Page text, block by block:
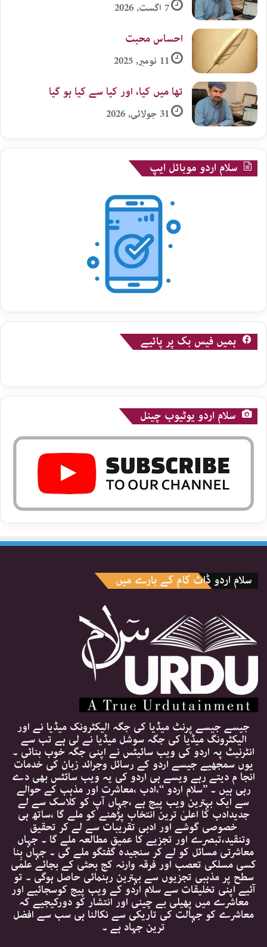
7 اگست, 2026
احساس محبت
11 نومبر, 2025
تھا میں کیا، اور کیا سے کیا ہو گیا
31 جولائی, 2026
سلام اردو موبائل ایپ
ہمیں فیس بک پر پائیے
سلام اردو یوٹیوب چینل
سلام اردو ڈاٹ کام کے بارے میں
جیسے جیسے پرنٹ میڈیا کی جگہ الیکٹرونک میڈیا نے اور
الیکٹرونگ میڈیا کی جگہ سوشل میڈیا نے لی ہے تب سے
انٹرنیٹ پہ اردو کی ویب سائیٹس نے اپنی جگہ خوب بنائی ۔
یوں سمجھیے جیسے اردو کے رسائل وجرائد زبان کی خدمات
انجا م دیتے رہے ویسے ہی اردو کی یہ ویب سائٹس بھی دے
رہی ہیں ۔ ’’سلام اردو ‘‘،ادب ،معاشرت اور مذہب کے حوالے
سے ایک بہترین ویب پیج ہے ،جہاں آپ کو کلاسک سے لے
جدیدادب کا اعلیٰ ترین انتخاب پڑھنے کو ملے گا ،ساتھ ہی
خصوصی گوشے اور ادبی تقریبات سے لے کر تحقیق
وتنقید،تبصرے اور تجزیے کا عمیق مطالعہ ملے گا ۔ جہاں
معاشرتی مسائل کو لے کر سنجیدہ گفتگو ملے گی ۔ جہاں بِنا
کسی مسلکی تعصب اور فرقہ وارنہ کج بحثی کے بجائے علمی
سطح پر مذہبی تجزیوں سے بہترین رہنمائی حاصل ہوگی ۔ تو
آئیے اپنی تخلیقات سے سلام اردو کے ویب پیج کوسجائیے اور
معاشرے میں پھیلی بے چینی اور انتشار کو دورکیجیے کہ
معاشرے کو جہالت کی تاریکی سے نکالنا ہی سب سے افضل
ترین جہاد ہے ۔